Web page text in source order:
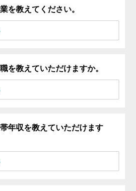
を教えてください。
を教えていただけますか。
年収を教えていただけます